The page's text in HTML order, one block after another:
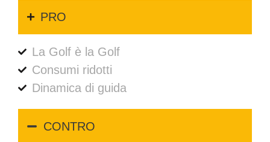
PRO
La Golf è la Golf
Consumi ridotti
Dinamica di guida
CONTRO